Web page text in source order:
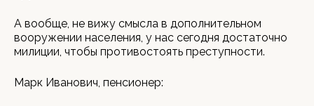
А вообще, не вижу смысла в дополнительном
вооружении населения, у нас сегодня достаточно
милиции, чтобы противостоять преступности.
Марк Иванович, пенсионер: